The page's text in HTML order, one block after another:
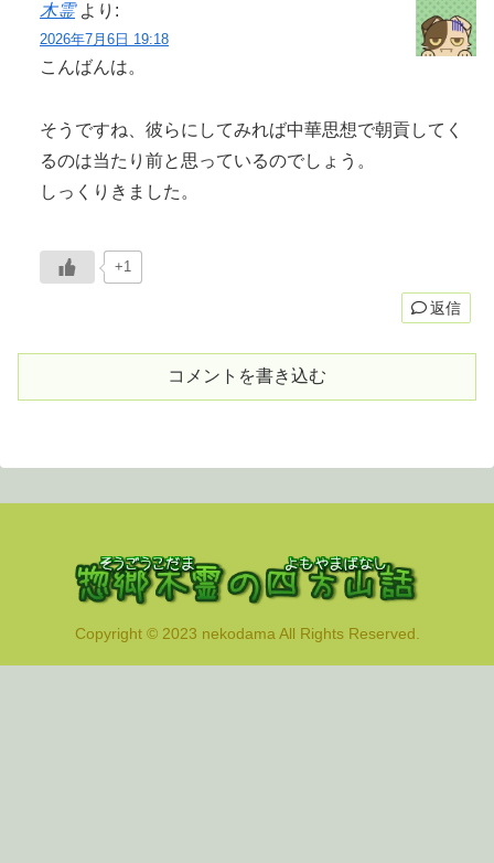
木霊 より:
2026年7月6日 19:18
こんばんは。
そうですね、彼らにしてみれば中華思想で朝貢してく
るのは当たり前と思っているのでしょう。
しっくりきました。
+1
返信
コメントを書き込む
Copyright © 2023 nekodama All Rights Reserved.